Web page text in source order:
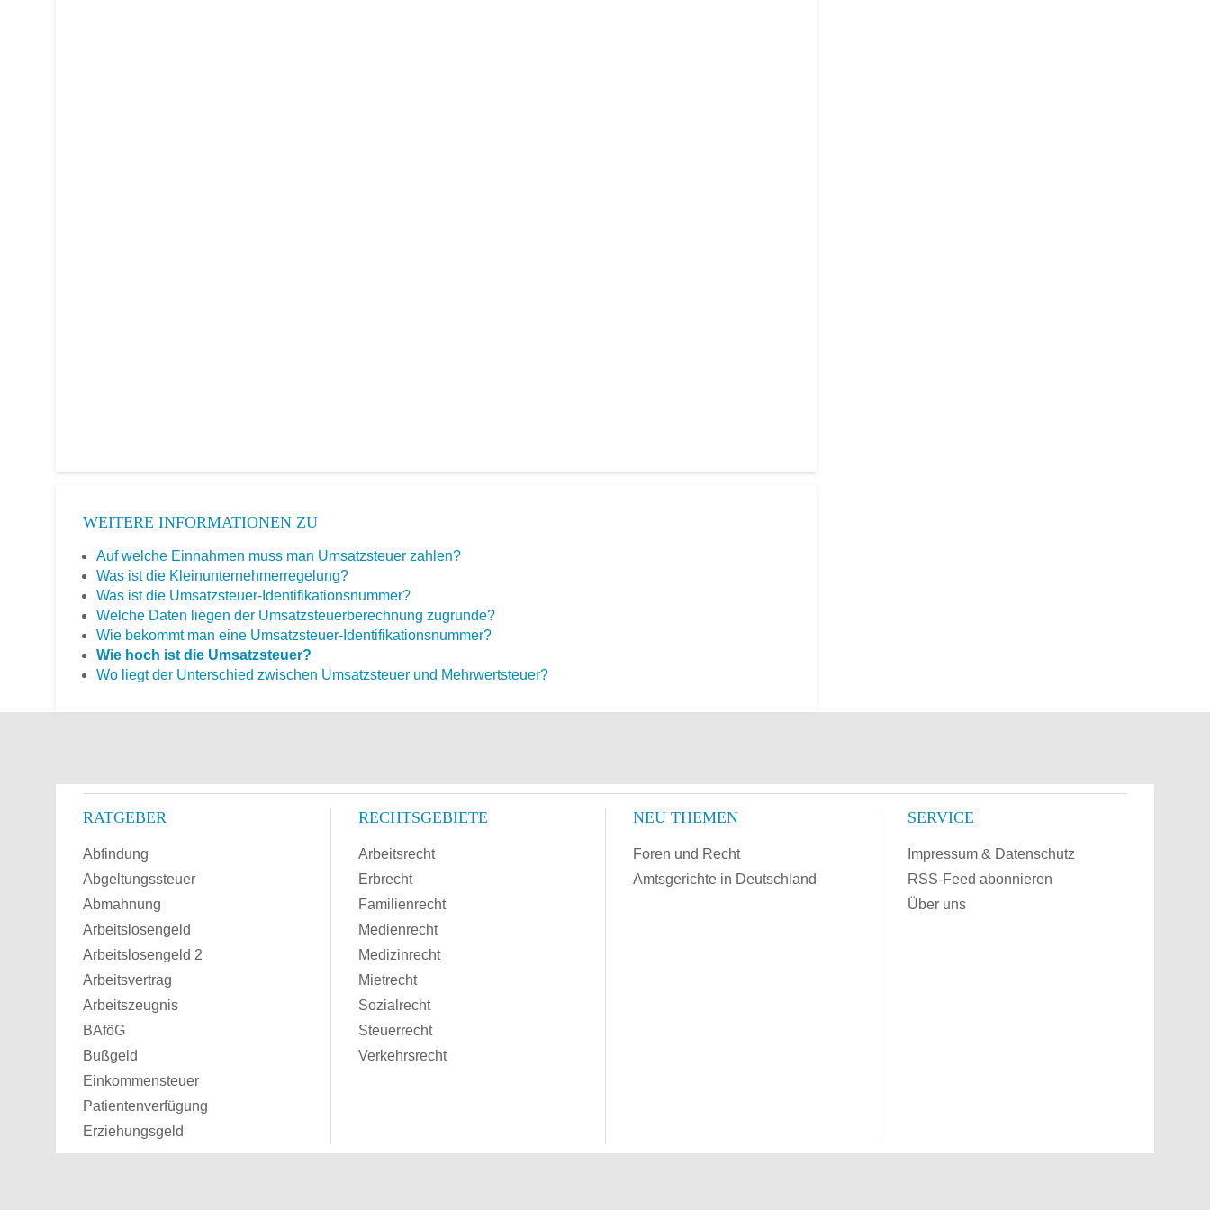
WEITERE INFORMATIONEN ZU
Auf welche Einnahmen muss man Umsatzsteuer zahlen?
Was ist die Kleinunternehmerregelung?
Was ist die Umsatzsteuer-Identifikationsnummer?
Welche Daten liegen der Umsatzsteuerberechnung zugrunde?
Wie bekommt man eine Umsatzsteuer-Identifikationsnummer?
Wie hoch ist die Umsatzsteuer?
Wo liegt der Unterschied zwischen Umsatzsteuer und Mehrwertsteuer?
RATGEBER
Abfindung
Abgeltungssteuer
Abmahnung
Arbeitslosengeld
Arbeitslosengeld 2
Arbeitsvertrag
Arbeitszeugnis
BAföG
Bußgeld
Einkommensteuer
Patientenverfügung
Erziehungsgeld
RECHTSGEBIETE
Arbeitsrecht
Erbrecht
Familienrecht
Medienrecht
Medizinrecht
Mietrecht
Sozialrecht
Steuerrecht
Verkehrsrecht
NEU THEMEN
Foren und Recht
Amtsgerichte in Deutschland
SERVICE
Impressum & Datenschutz
RSS-Feed abonnieren
Über uns